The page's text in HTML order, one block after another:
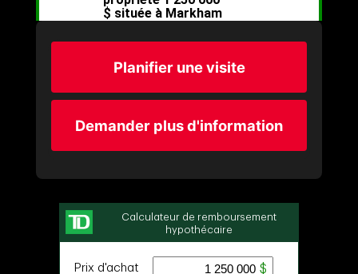
Planifier une visite
Demander plus d'information